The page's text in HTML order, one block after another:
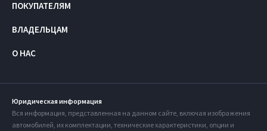
ПОКУПАТЕЛЯМ
ВЛАДЕЛЬЦАМ
О НАС
Юридическая информация
Вся информация, представленная на данном сайте, включая изображения
автомобилей, их комплектации, технические характеристики, опции и